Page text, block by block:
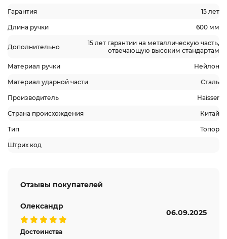
Гарантия 15 лет
Длина ручки 600 мм
Дополнительно
15 лет гарантии на металлическую часть,
отвечающую высоким стандартам
Материал ручки Нейлон
Материал ударной части Сталь
Производитель Haisser
Страна происхождения Китай
Тип Топор
Штрих код
Отзывы покупателей
Олександр
06.09.2025
Достоинства